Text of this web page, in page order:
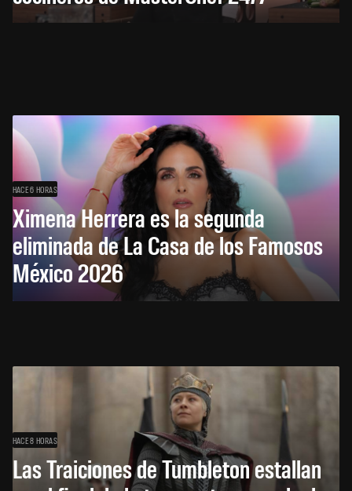
HACE 6 HORAS
Ximena Herrera es la segunda
eliminada de La Casa de los Famosos
México 2026
HACE 8 HORAS
Las Traiciones de Tumbleton estallan